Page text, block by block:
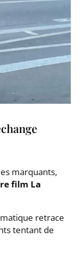
marquants,
film La
retrace
tentant de